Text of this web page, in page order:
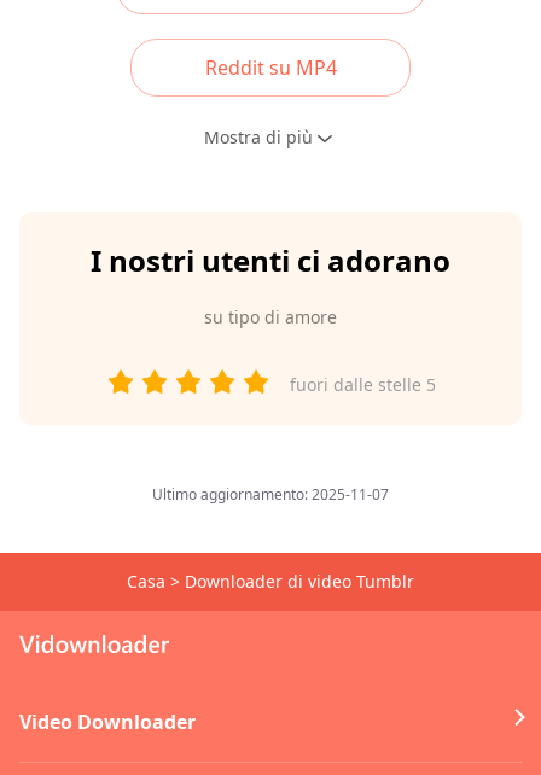
Reddit su MP4
Mostra di più
I nostri utenti ci adorano
su tipo di amore
fuori dalle stelle 5
Ultimo aggiornamento: 2025-11-07
Casa > Downloader di video Tumblr
Video Downloader